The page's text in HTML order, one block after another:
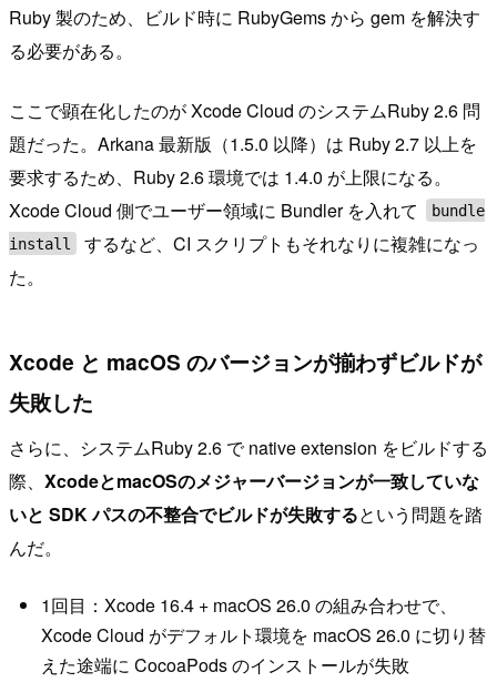
Ruby 製のため、ビルド時に RubyGems から gem を解決す
る必要がある。
ここで顕在化したのが Xcode Cloud のシステムRuby 2.6 問
題だった。Arkana 最新版（1.5.0 以降）は Ruby 2.7 以上を
要求するため、Ruby 2.6 環境では 1.4.0 が上限になる。
Xcode Cloud 側でユーザー領域に Bundler を入れて
bundle
install
するなど、CI スクリプトもそれなりに複雑になっ
た。
Xcode と macOS のバージョンが揃わずビルドが
失敗した
さらに、システムRuby 2.6 で native extension をビルドする
際、 XcodeとmacOSのメジャーバージョンが一致していな
いと SDK パスの不整合でビルドが失敗するという問題を踏
んだ。
1回目：Xcode 16.4 + macOS 26.0 の組み合わせで、
Xcode Cloud がデフォルト環境を macOS 26.0 に切り替
えた途端に CocoaPods のインストールが失敗